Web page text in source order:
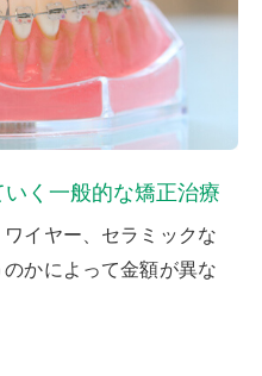
く 一般的な矯正治療
イヤー、セラミックな
かによって金額が異な